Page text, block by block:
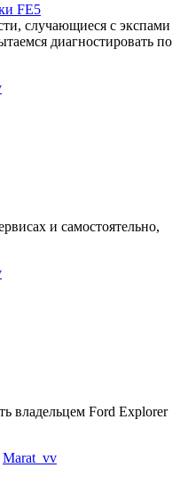
FE5
случающиеся с экспами
диагностировать по
и самостоятельно,
владельцем Ford Explorer
Marat_vv